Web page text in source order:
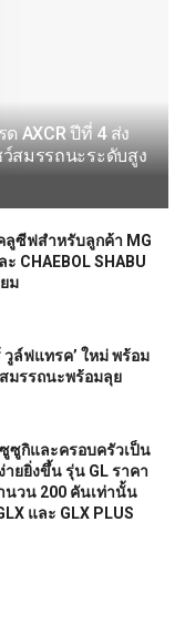
AXCR ปีที่ 4 ส่ง
สมรรถนะระดับสูง
ลูซีฟสำหรับลูกค้า MG
ะ CHAEBOL SHABU
ม
วูล์ฟแทรค’ ใหม่ พร้อม
มรรถนะพร้อมลุย
ซูกิและครอบครัวเป็น
ายยิ่งขึ้น รุ่น GL ราคา
นวน 200 คันเท่านั้น
และ GLX PLUS